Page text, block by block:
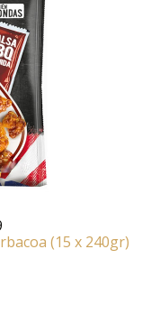
(15 x 240gr)